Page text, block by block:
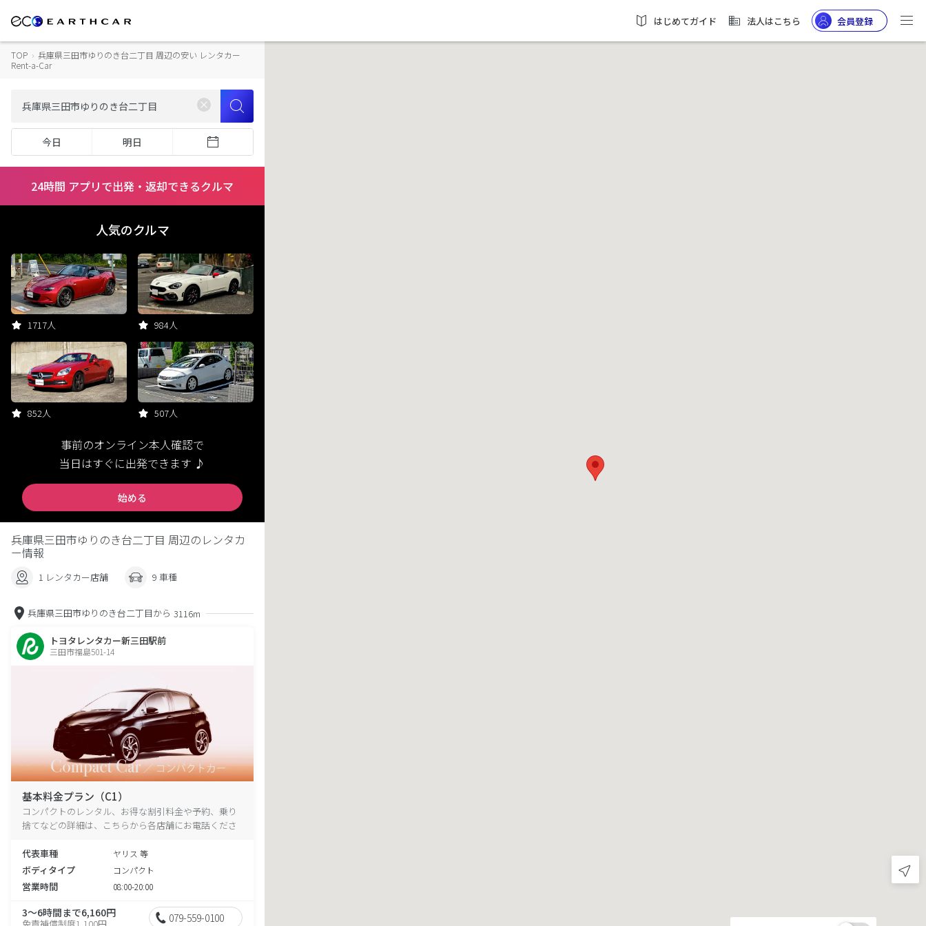
はじめてガイド 法人はこちら 会員登録
TOP › 兵庫県三田市ゆりのき台二丁目 周辺の安い レンタカー
Rent-a-Car
今日 明日
24時間 アプリで出発・返却できるクルマ
人気のクルマ
1717人 984人
852人 507人
事前のオンライン本人確認で
当日はすぐに出発できます ♪
始める
兵庫県三田市ゆりのき台二丁目 周辺のレンタカ
ー情報
1 レンタカー店舗 9 車種
兵庫県三田市ゆりのき台二丁目から 3116m
トヨタレンタカー新三田駅前
三田市福島501-14
基本料金プラン（C1）
コンパクトのレンタル、お得な割引料金や予約、乗り
捨てなどの詳細は、こちらから各店舗にお電話くださ
代表車種
ヤリス 等
ボディタイプ コンパクト
営業時間 08:00-20:00
3～6時間まで6,160円
免責補償制度1,100円 079-559-0100